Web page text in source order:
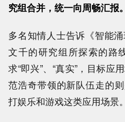
究组合并，统一向周畅汇报。
多名知情人士告诉《智能
文千的研究组所探索的路
求“即兴”、“真实”，目标应
范浩奇带领的新队伍走的
打娱乐和游戏这类应用场景。